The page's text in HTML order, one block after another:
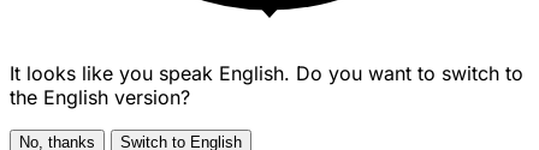
It looks like you speak English. Do you want to switch to
the English version?
No, thanks Switch to English